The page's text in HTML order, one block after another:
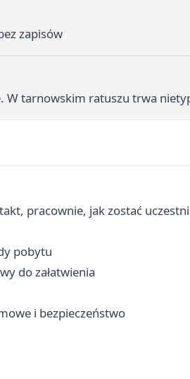
zapisów
W tarnowskim ratuszu trwa
pracownie, jak zostać
pobytu
do załatwienia
i bezpieczeństwo